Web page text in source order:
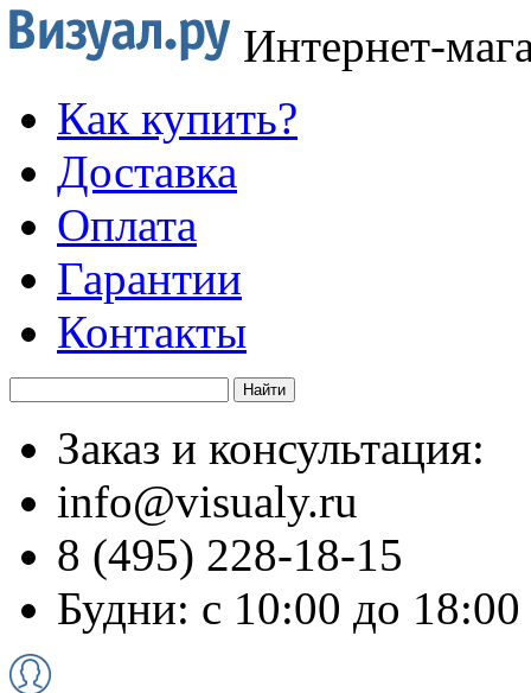
Интернет-
Как купить?
Доставка
Оплата
Гарантии
Контакты
Заказ и консультация:
info@visualy.ru
8 (495) 228-18-15
Будни: с 10:00 до 18:00